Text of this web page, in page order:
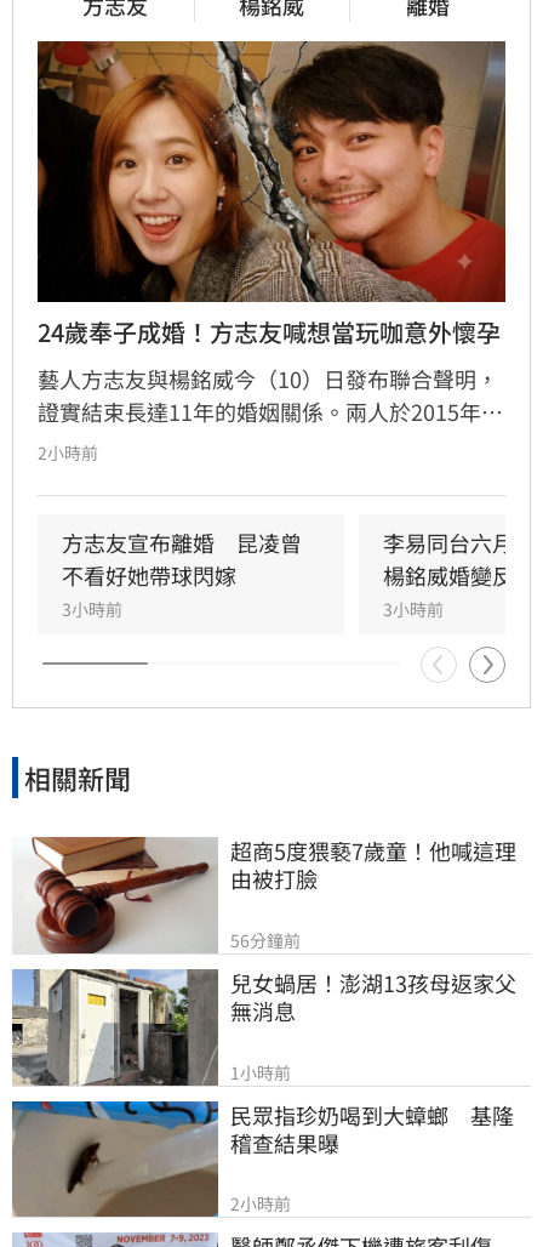
24歲奉子成婚！方志友喊想當玩咖意外懷孕
藝人方志友與楊銘威今（10）日發布聯合聲明，
證實結束長達11年的婚姻關係。兩人於2015年奉
子成婚，育有一子一女。回顧這段婚姻，方志友
聞引發軒然大波，儘管當時經紀人出面澄清，仍
讓夫妻關係備受考驗。如今兩人決定和平分手，
聲明強調雖無法再做情人，但永遠是家人，未來
將共同肩負育兒責任。雙方對離婚細節保持低
調，請求外界給予空間，並承諾在各自領域穩定
前行，珍惜過往十二年的陪伴與包容。
2小時前
方志友宣布離婚　昆凌曾
不看好她帶球閃嫁
3小時前
李易同台六月
楊銘威婚變反應
3小時前
相關新聞
超商5度猥褻7歲童！他喊這理
由被打臉
56分鐘前
兒女蝸居！澎湖13孩母返家父
無消息
1小時前
民眾指珍奶喝到大蟑螂　基隆
稽查結果曝
2小時前